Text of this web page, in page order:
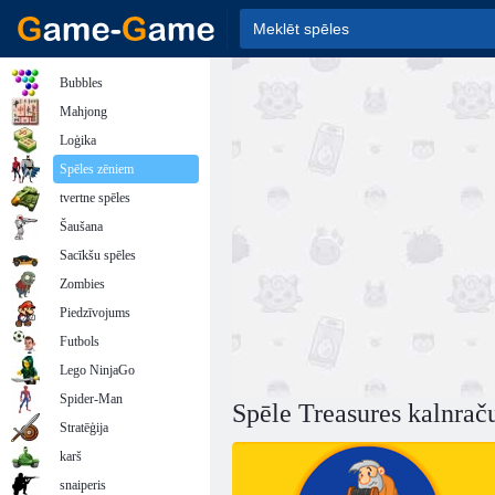
Spēle Treasures
Bubbles
Mahjong
Loģika
Spēles zēniem
tvertne spēles
Šaušana
Sacīkšu spēles
Zombies
Piedzīvojums
Futbols
Lego NinjaGo
Spider-Man
Stratēģija
karš
snaiperis